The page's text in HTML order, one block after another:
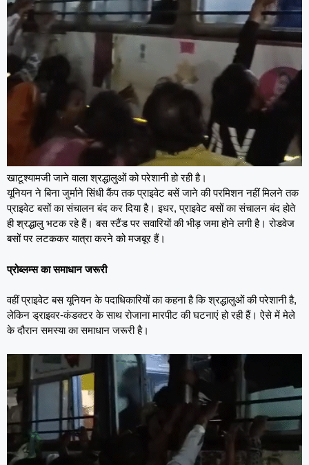
खाटूश्यामजी जाने वाला श्रद्धालुओं को परेशानी हो रही है।
यूनियन ने बिना जुर्माने सिंधी कैंप तक प्राइवेट बसें जाने की परमिशन नहीं मिलने तक
प्राइवेट बसों का संचालन बंद कर दिया है। इधर, प्राइवेट बसों का संचालन बंद होते
ही श्रद्धालु भटक रहे हैं। बस स्टैंड पर सवारियों की भीड़ जमा होने लगी है। रोडवेज
बसों पर लटककर यात्रा करने को मजबूर हैं।
प्रोब्लम्स का समाधान जरूरी
वहीं प्राइवेट बस यूनियन के पदाधिकारियों का कहना है कि श्रद्धालुओं की परेशानी है,
लेकिन ड्राइवर-कंडक्टर के साथ रोजाना मारपीट की घटनाएं हो रही हैं। ऐसे में मेले
के दौरान समस्या का समाधान जरूरी है।